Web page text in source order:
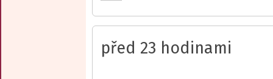
před 23 hodinami